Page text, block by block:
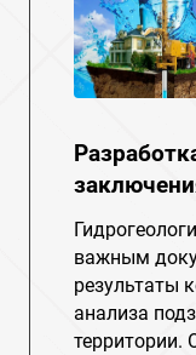
важным
результаты
анализа
территории.